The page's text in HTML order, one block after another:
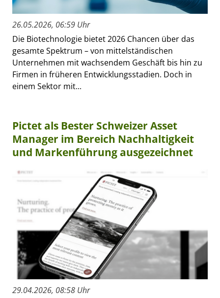
26.05.2026, 06:59 Uhr
Die Biotechnologie bietet 2026 Chancen über das
gesamte Spektrum – von mittelständischen
Unternehmen mit wachsendem Geschäft bis hin zu
Firmen in früheren Entwicklungsstadien. Doch in
einem Sektor mit...
Pictet als Bester Schweizer Asset
Manager im Bereich Nachhaltigkeit
und Markenführung ausgezeichnet
29.04.2026, 08:58 Uhr